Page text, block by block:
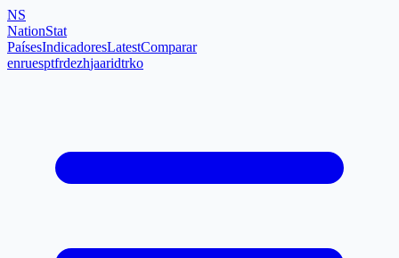
NS
NationStat
PaísesIndicadoresLatestComparar
enruesptfrdezhjaaridtrko